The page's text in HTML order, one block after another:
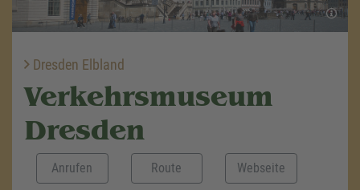
Dresden Elbland
Verkehrsmuseum
Dresden
Anrufen Route Webseite